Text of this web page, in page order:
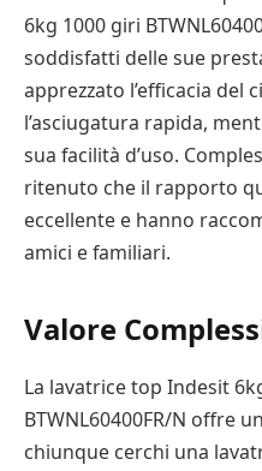
6kg 1000 giri
soddisfatti delle sue
apprezzato l’efficacia del
l’asciugatura rapida,
sua facilità d’uso.
ritenuto che il rapporto
eccellente e hanno
amici e familiari.
Valore
La lavatrice top Indesit
BTWNL60400FR/N offre
chiunque cerchi una